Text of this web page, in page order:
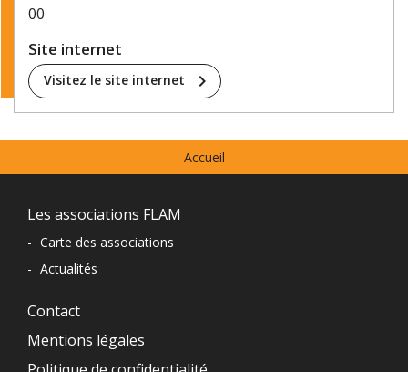
00
Site internet
Visitez le site internet chevron_right
Accueil
Navigation
du
pied
de
page
Les associations FLAM
- Carte des associations
- Actualités
Contact
Mentions légales